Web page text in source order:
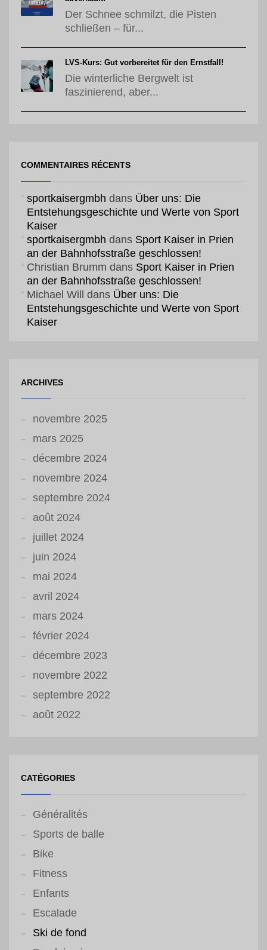
Der Schnee schmilzt, die Pisten
schließen – für...
LVS-Kurs: Gut vorbereitet für den Ernstfall!
Die winterliche Bergwelt ist
faszinierend, aber...
COMMENTAIRES RÉCENTS
sportkaisergmbh dans Über uns: Die
Entstehungsgeschichte und Werte von Sport
Kaiser
sportkaisergmbh dans Sport Kaiser in Prien
an der Bahnhofsstraße geschlossen!
Christian Brumm dans Sport Kaiser in Prien
an der Bahnhofsstraße geschlossen!
Michael Will
dans Über uns: Die
Entstehungsgeschichte und Werte von Sport
Kaiser
ARCHIVES
novembre 2025
mars 2025
décembre 2024
novembre 2024
septembre 2024
août 2024
juillet 2024
juin 2024
mai 2024
avril 2024
mars 2024
février 2024
décembre 2023
novembre 2022
septembre 2022
août 2022
CATÉGORIES
Généralités
Sports de balle
Bike
Fitness
Enfants
Escalade
Ski de fond